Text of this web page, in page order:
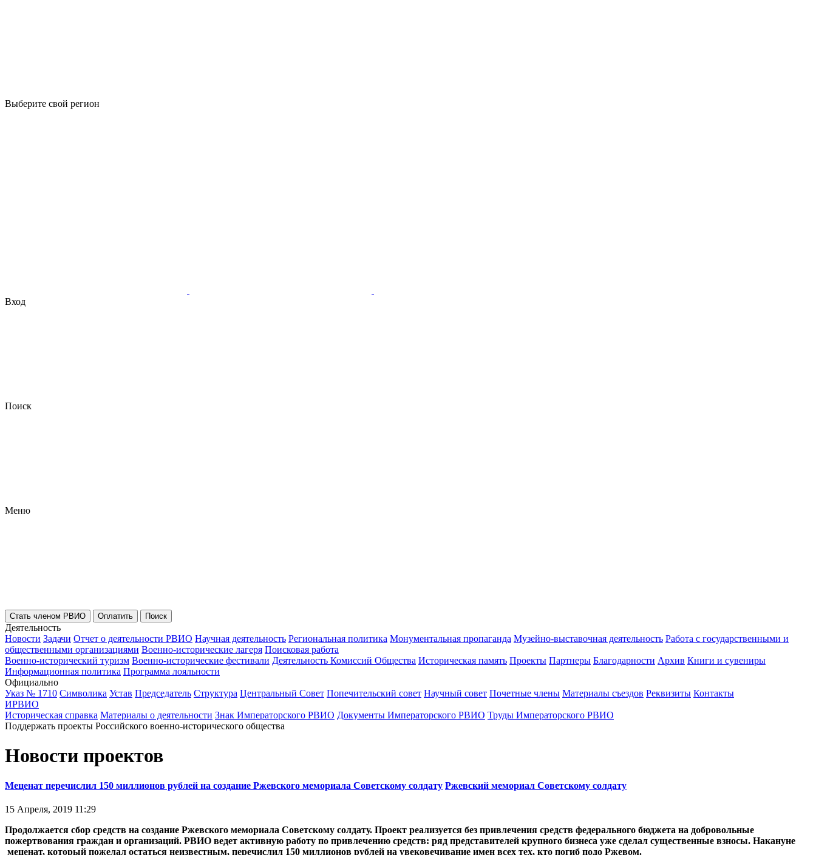
Выберите свой регион
Вход
Поиск
Меню
Стать членом РВИО Оплатить Поиск
Деятельность
Новости Задачи Отчет о деятельности РВИО Научная деятельность Региональная политика Монументальная пропаганда Музейно-выставочная деятельность Работа с государственными и
общественными организациями Военно-исторические лагеря Поисковая работа
Военно-исторический туризм Военно-исторические фестивали Деятельность Комиссий Общества Историческая память Проекты Партнеры Благодарности Архив Книги и сувениры
Информационная политика Программа лояльности
Официально
Указ № 1710 Символика Устав Председатель Структура Центральный Совет Попечительский совет Научный совет Почетные члены Материалы съездов Реквизиты Контакты
ИРВИО
Историческая справка Материалы о деятельности Знак Императорского РВИО Документы Императорского РВИО Труды Императорского РВИО
Поддержать проекты Российского военно-исторического общества
Новости проектов
Меценат перечислил 150 миллионов рублей на создание Ржевского мемориала Советскому солдату Ржевский мемориал Советскому солдату
15 Апреля, 2019 11:29
Продолжается сбор средств на создание Ржевского мемориала Советскому солдату. Проект реализуется без привлечения средств федерального бюджета на добровольные
пожертвования граждан и организаций. РВИО ведет активную работу по привлечению средств: ряд представителей крупного бизнеса уже сделал существенные взносы. Накануне
меценат, который пожелал остаться неизвестным, перечислил 150 миллионов рублей на увековечивание имен всех тех, кто погиб подо Ржевом.